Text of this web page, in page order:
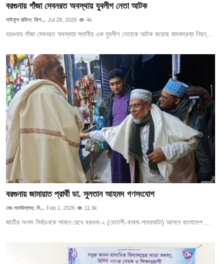
বরগুনায় গাঁজা সেবনরত অবস্থায় যুবলীগ নেতা আটক
সাইফুল রাফিন: বিশে... Jul 28, 2026 4k
বরগুনায় গাঁজা সেবনরত অবস্থায় স্থানীয় এক যুবলীগ নেতাকে আটক করেছে মাদকদ্রব্য নিয়ন্...
বরগুনায় জামায়াত প্রার্থী ডা. সুলতান আহমদ গণসংযোগ
মোঃ সানাউল্লাহ: নি... Feb 1, 2026 11.3k
জাতীয় সংসদ নির্বাচনকে সামনে রেখে বরগুনা-২ (বেতাগী-বামনা-পাথরঘাটা) আসনে বাংলাদেশ ...